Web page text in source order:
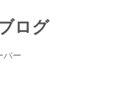
ログ
バー